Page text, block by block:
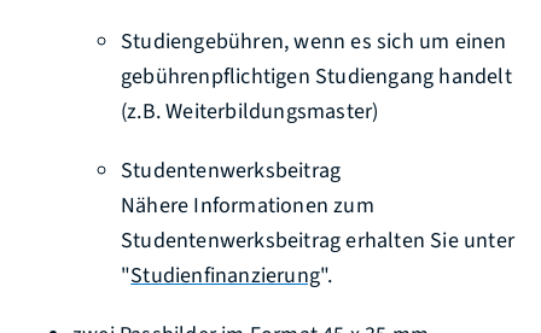
Studiengebühren, wenn es sich um einen
gebührenpflichtigen Studiengang handelt
(z.B. Weiterbildungsmaster)
Studentenwerksbeitrag
Nähere Informationen zum
Studentenwerksbeitrag erhalten Sie unter
"Studienfinanzierung".